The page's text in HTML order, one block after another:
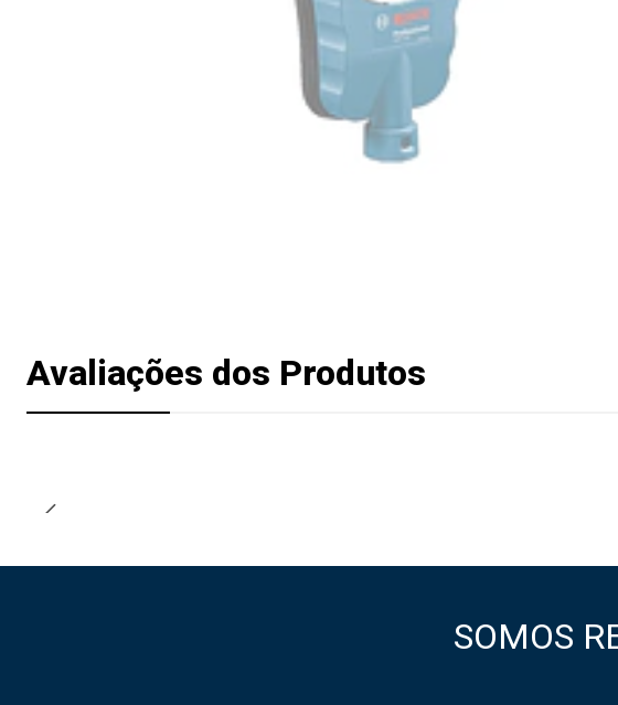
Avaliações dos Produtos
SOMOS